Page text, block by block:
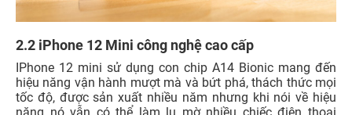
2.2 iPhone 12 Mini công nghệ cao cấp
IPhone 12 mini sử dụng con chip A14 Bionic mang đến
hiệu năng vận hành mượt mà và bứt phá, thách thức mọi
tốc độ, được sản xuất nhiều năm nhưng khi nói về hiệu
năng nó vẫn có thể làm lu mờ nhiều chiếc điện thoại